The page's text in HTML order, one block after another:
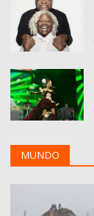
MUNDO